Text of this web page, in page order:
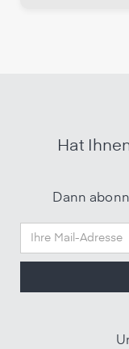
Hat
Dann